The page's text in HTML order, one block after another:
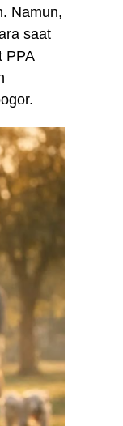
Namun,
saat
PPA